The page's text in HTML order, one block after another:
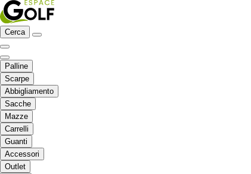
Cerca
Palline
Scarpe
Abbigliamento
Sacche
Mazze
Carrelli
Guanti
Accessori
Outlet